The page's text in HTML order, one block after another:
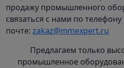
продажу промышленного
связаться с нами по
почте: zakaz@mmexpert.ru
Предлагаем только
промышленное